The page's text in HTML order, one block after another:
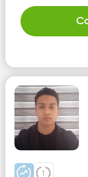
ellos y en su
talento
a su tiempo ...